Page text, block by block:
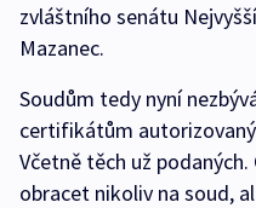
zvláštního senátu
Mazanec.
Soudům tedy nyní
certifikátům
Včetně těch už
obracet nikoliv na soud,